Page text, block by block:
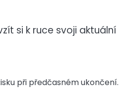
si k ruce svoji aktuální
při předčasném ukončení.